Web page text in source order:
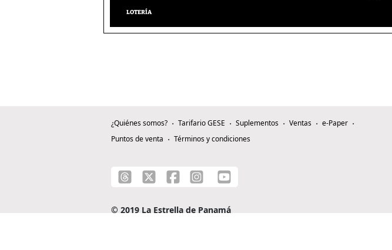
LOTERÍA
¿Quiénes somos? Tarifario GESE Suplementos Ventas
e-Paper
Puntos de venta
Términos y condiciones
© 2019 La Estrella de Panamá